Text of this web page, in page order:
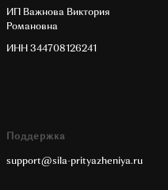
ИП Важнова Виктория
Романовна
ИНН 344708126241
Поддержка
support@sila-prityazheniya.ru